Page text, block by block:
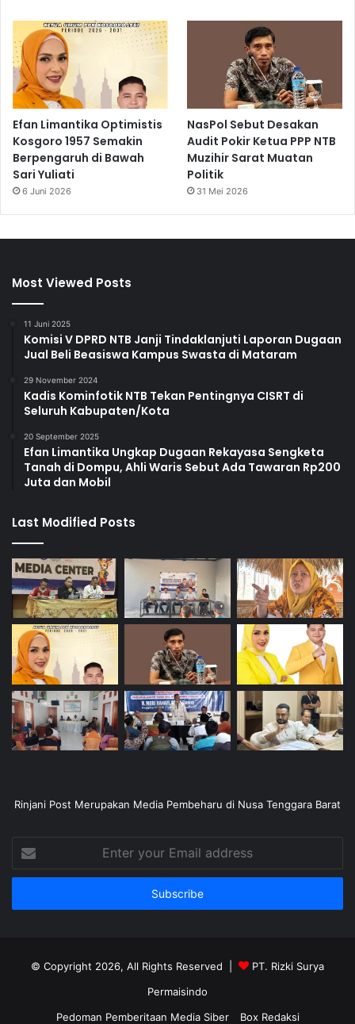
Efan Limantika Optimistis
Kosgoro 1957 Semakin
Berpengaruh di Bawah
Sari Yuliati
6 Juni 2026
NasPol Sebut Desakan
Audit Pokir Ketua PPP NTB
Muzihir Sarat Muatan
Politik
31 Mei 2026
Most Viewed Posts
11 Juni 2025
Komisi V DPRD NTB Janji Tindaklanjuti Laporan Dugaan
Jual Beli Beasiswa Kampus Swasta di Mataram
29 November 2024
Kadis Kominfotik NTB Tekan Pentingnya CISRT di
Seluruh Kabupaten/Kota
20 September 2025
Efan Limantika Ungkap Dugaan Rekayasa Sengketa
Tanah di Dompu, Ahli Waris Sebut Ada Tawaran Rp200
Juta dan Mobil
Last Modified Posts
Rinjani Post Merupakan Media Pembeharu di Nusa Tenggara Barat
Enter
your
Email
© Copyright 2026, All Rights Reserved |
PT. Rizki Surya
Permaisindo
Pedoman Pemberitaan Media Siber
Box Redaksi